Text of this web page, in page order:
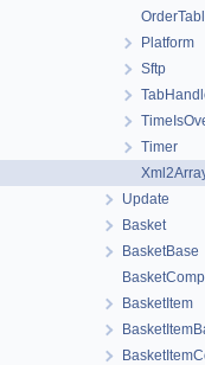
Platform
Sftp
Timer
Update
Basket
BasketBase
BasketItem